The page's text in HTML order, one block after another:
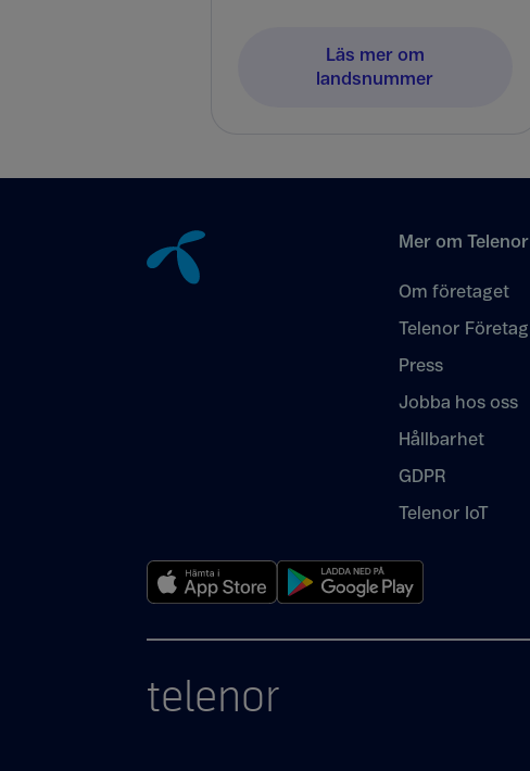
Läs mer om
landsnummer
Mer om Telenor
Om företaget
Telenor Företag
Press
Jobba hos oss
Hållbarhet
GDPR
Telenor IoT
telenor